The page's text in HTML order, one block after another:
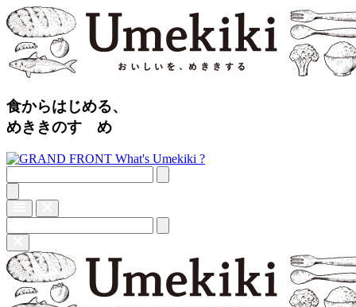
食からはじめる、
めききのすゝめ
What's Umekiki ?